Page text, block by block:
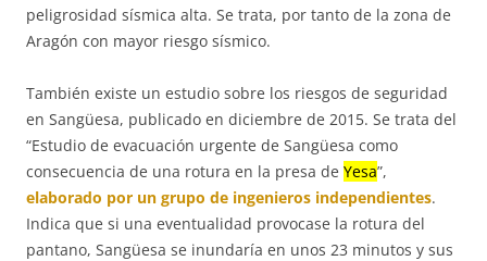
peligrosidad sísmica alta. Se trata, por tanto de la zona de
Aragón con mayor riesgo sísmico.
También existe un estudio sobre los riesgos de seguridad
en Sangüesa, publicado en diciembre de 2015. Se trata del
“Estudio de evacuación urgente de Sangüesa como
consecuencia de una rotura en la presa de Yesa”,
elaborado por un grupo de ingenieros independientes.
Indica que si una eventualidad provocase la rotura del
pantano, Sangüesa se inundaría en unos 23 minutos y sus